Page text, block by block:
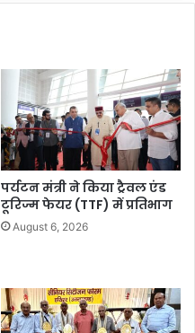
पर्यटन मंत्री ने किया ट्रैवल एंड
टूरिज्म फेयर (TTF) में प्रतिभाग
August 6, 2026